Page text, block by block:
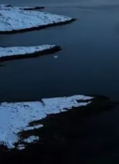
الرئيس السيسي يقود مسيرة بناء
بعد تشييع جثمانها.. موعد ومكان
بريطانيا.. الكشف عن6 ساعات ago
يجمع كبار النجوم والمواهب
«طموحكم انتهى
يشعل حفل افتتاح مهرجان